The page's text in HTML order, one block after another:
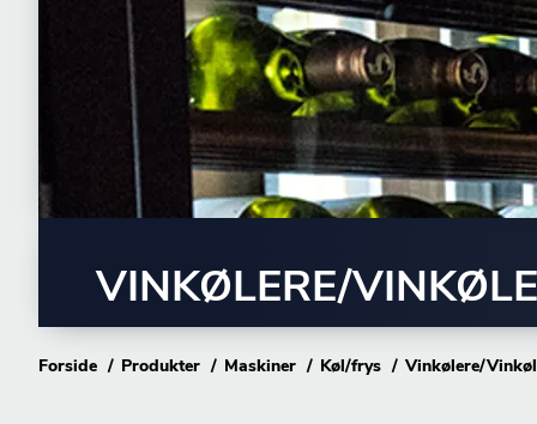
VINKØLERE/
Forside Produkter Maskiner Køl/frys Vinkølere/